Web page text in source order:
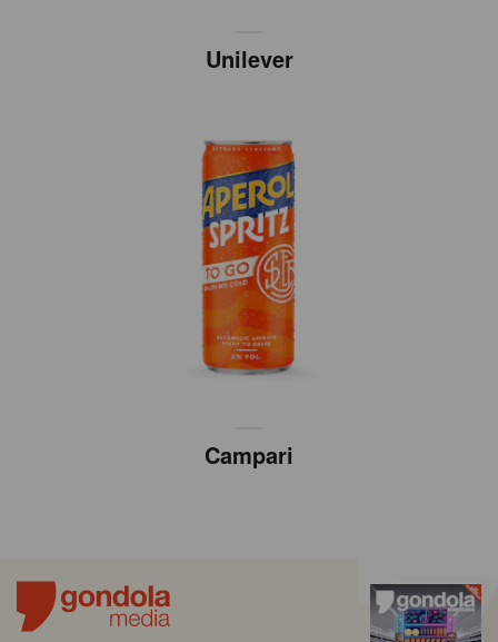
Unilever
Campari